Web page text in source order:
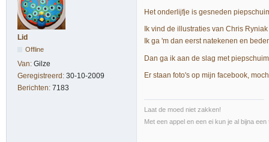
Lid
Offline
Van: Gilze
Geregistreerd: 30-10-2009
Berichten: 7183
Het onderlijfje is gesneden
Ik vind de illustraties van Chris
Ik ga 'm dan eerst natekenen en
Dan ga ik aan de slag met
Er staan foto's op mijn facebook,
Laat de moed niet zakken!
Met een appel en een ei kun je al bijna